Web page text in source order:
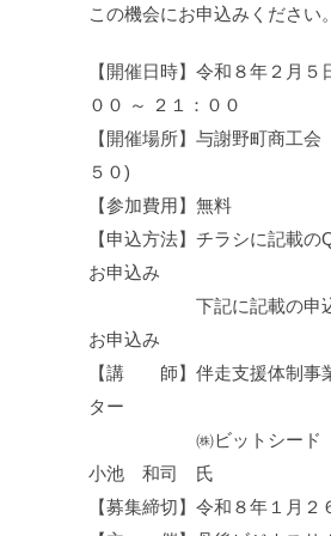
この機会にお申込みください。
【開催日時】令和８年２月５
００ ～ ２１：００
【開催場所】与謝野町商工
５０)
【参加費用】無料
【申込方法】チラシに記載の
お申込み
下記に記載の申込フ
お申込み
【講 師】伴走支援体制事
ター
㈱ビットシード
小池 和司 氏
【募集締切】令和８年１月２